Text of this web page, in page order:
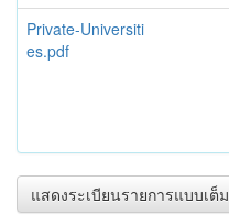
Private-Universiti
es.pdf
แสดงระเบียนรายการแบบเต็ม